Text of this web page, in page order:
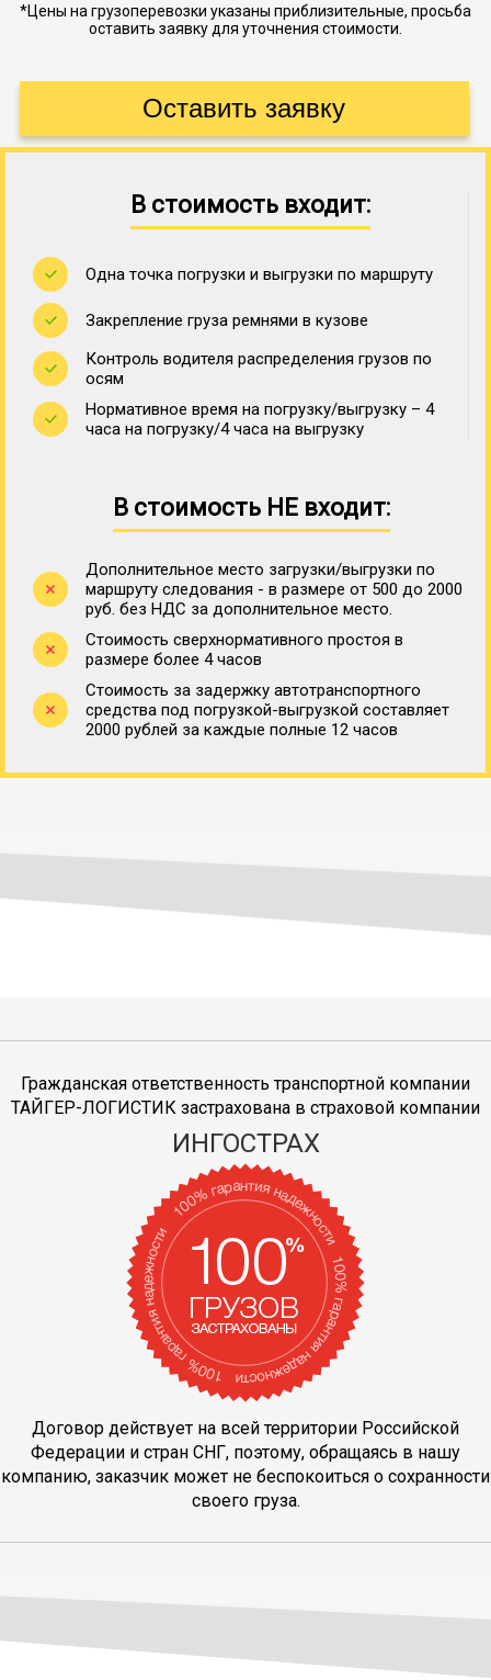
*Цены на грузоперевозки указаны приблизительные, просьба
оставить заявку для уточнения стоимости.
В стоимость входит:
Одна точка погрузки и выгрузки по маршруту
Закрепление груза ремнями в кузове
Контроль водителя распределения грузов по
осям
Нормативное время на погрузку/выгрузку – 4
часа на погрузку/4 часа на выгрузку
В стоимость НЕ входит:
Дополнительное место загрузки/выгрузки по
маршруту следования - в размере от 500 до 2000
руб. без НДС за дополнительное место.
Стоимость сверхнормативного простоя в
размере более 4 часов
Стоимость за задержку автотранспортного
средства под погрузкой-выгрузкой составляет
2000 рублей за каждые полные 12 часов
Гражданская ответственность транспортной компании
ТАЙГЕР-ЛОГИСТИК застрахована в страховой компании
ИНГОСТРАХ
Договор действует на всей территории Российской
Федерации и стран СНГ, поэтому, обращаясь в нашу
компанию, заказчик может не беспокоиться о сохранности
своего груза.